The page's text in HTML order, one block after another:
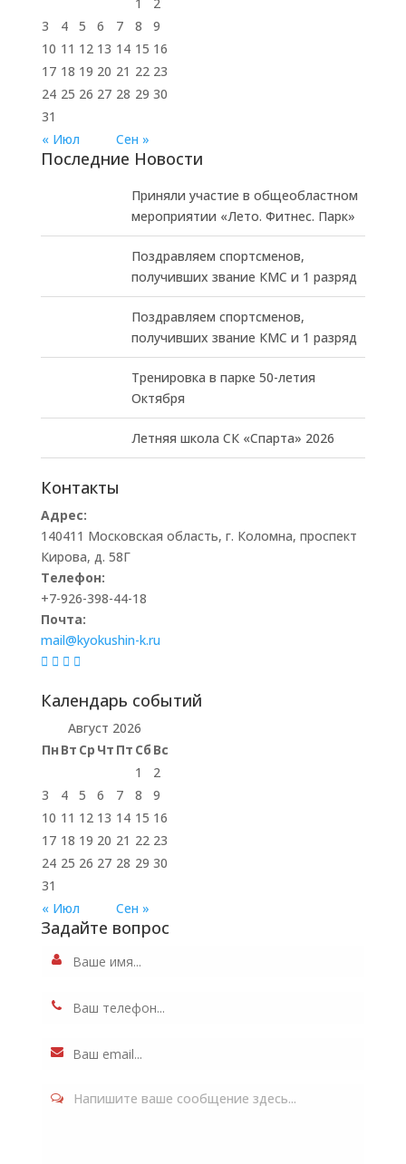
« Июл Сен »
3
4 5 6 7 8
9
10 11 12 13 14 15 16
17 18 19 20 21 22 23
24 25 26 27 28 29 30
31
Последние Новости
Приняли участие в общеобластном
мероприятии «Лето. Фитнес. Парк»
Поздравляем спортсменов,
получивших звание КМС и 1 разряд
Поздравляем спортсменов,
получивших звание КМС и 1 разряд
Тренировка в парке 50-летия
Октября
Летняя школа СК «Спарта» 2026
Контакты
Адрес:
140411 Московская область, г. Коломна, проспект
Кирова, д. 58Г
Телефон:
+7-926-398-44-18
Почта:
mail@kyokushin-k.ru
Календарь событий
Август 2026
Пн Вт Ср Чт Пт Сб Вс
« Июл Сен »
1
2
3
4 5 6 7 8
9
10 11 12 13 14 15 16
17 18 19 20 21 22 23
24 25 26 27 28 29 30
31
Задайте вопрос
Напишите ваше сообщение здесь...